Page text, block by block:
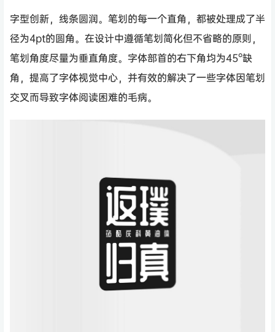
字型创新，线条圆润。笔划的每一个直角，都被处理成了半
径为4pt的圆角。在设计中遵循笔划简化但不省略的原则，
笔划角度尽量为垂直角度。字体部首的右下角均为45°缺
角，提高了字体视觉中心，并有效的解决了一些字体因笔划
交叉而导致字体阅读困难的毛病。